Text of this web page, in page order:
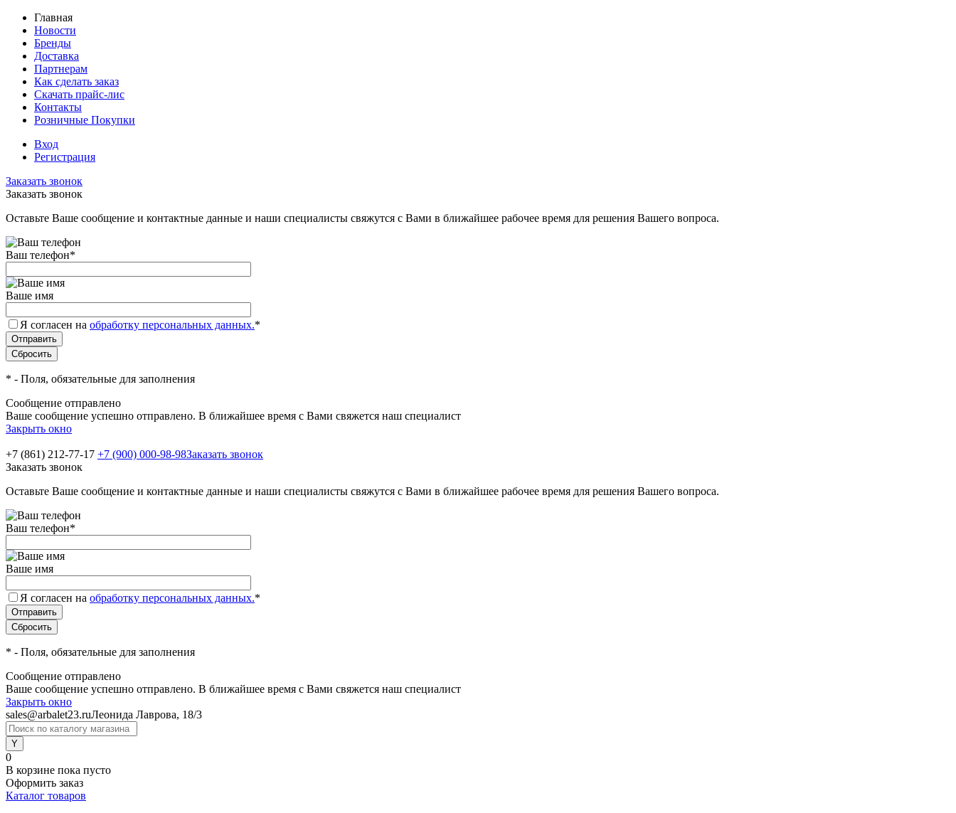
Главная
Новости
Бренды
Доставка
Партнерам
Как сделать заказ
Скачать прайс-лис
Контакты
Розничные Покупки
Вход
Регистрация
Заказать звонок
Заказать звонок
Оставьте Ваше сообщение и контактные данные и наши специалисты свяжутся с Вами в ближайшее рабочее время для решения Вашего вопроса.
Ваш телефон*
Ваше имя
Я согласен на обработку персональных данных.*
* - Поля, обязательные для заполнения
Сообщение отправлено
Ваше сообщение успешно отправлено. В ближайшее время с Вами свяжется наш специалист
Закрыть окно
+7 (861) 212-77-17 +7 (900) 000-98-98Заказать звонок
Заказать звонок
Оставьте Ваше сообщение и контактные данные и наши специалисты свяжутся с Вами в ближайшее рабочее время для решения Вашего вопроса.
Ваш телефон*
Ваше имя
Я согласен на обработку персональных данных.*
* - Поля, обязательные для заполнения
Сообщение отправлено
Ваше сообщение успешно отправлено. В ближайшее время с Вами свяжется наш специалист
Закрыть окно
sales@arbalet23.ruЛеонида Лаврова, 18/3
0
В корзине пока пусто
Оформить заказ
Каталог товаров